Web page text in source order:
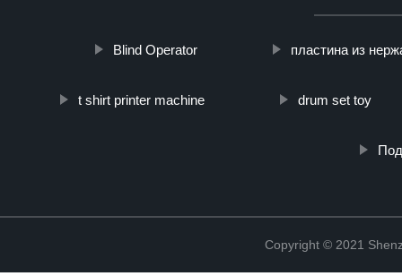
Blind Operator пластина из
t shirt printer machine drum set toy
Copyright © 2021